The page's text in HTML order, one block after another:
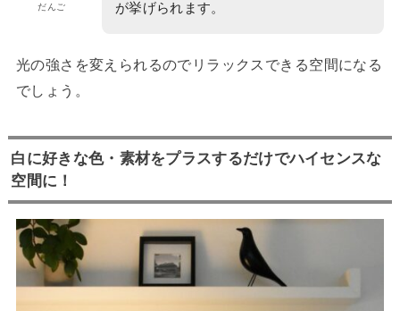
だんご
が挙げられます。
光の強さを変えられるのでリラックスできる空間になる
でしょう。
白に好きな色・素材をプラスするだけでハイセンスな
空間に！